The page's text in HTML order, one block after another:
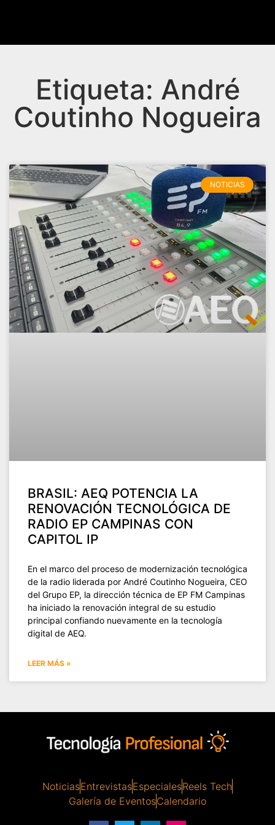
Etiqueta: André
Coutinho Nogueira
NOTICIAS
BRASIL: AEQ POTENCIA LA
RENOVACIÓN TECNOLÓGICA DE
RADIO EP CAMPINAS CON
CAPITOL IP
En el marco del proceso de modernización tecnológica
de la radio liderada por André Coutinho Nogueira, CEO
del Grupo EP, la dirección técnica de EP FM Campinas
ha iniciado la renovación integral de su estudio
principal confiando nuevamente en la tecnología
digital de AEQ.
LEER MÁS »
NoticiasEntrevistasEspecialesReels Tech
Galería de EventosCalendario